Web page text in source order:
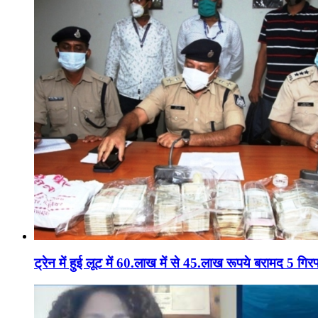
ट्रेन में हुई लूट में 60.लाख में से 45.लाख रूपये बरामद 5